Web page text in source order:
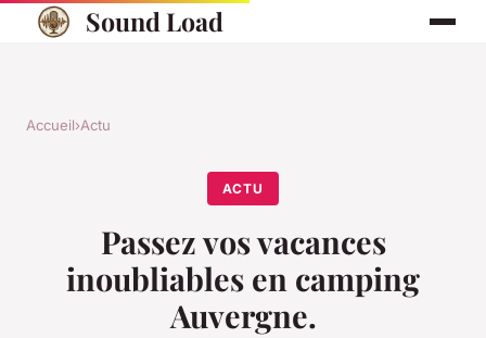
Sound Load
Accueil›Actu
ACTU
Passez vos vacances
inoubliables en camping
Auvergne.